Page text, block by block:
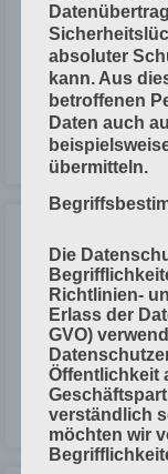
In der
bei Alben,
Karton ist besser als
spaltet. In
LESEN »
Falzen
Beim Falzen ist das
Störungen bei der
Eigenschaften:
LESEN »
absoluter
kann. Aus
betroffenen
Daten auch
übermitteln.
Die
Richtlinien-
Erlass der
GVO)
Öffentlichkeit
verständlich
möchten wir